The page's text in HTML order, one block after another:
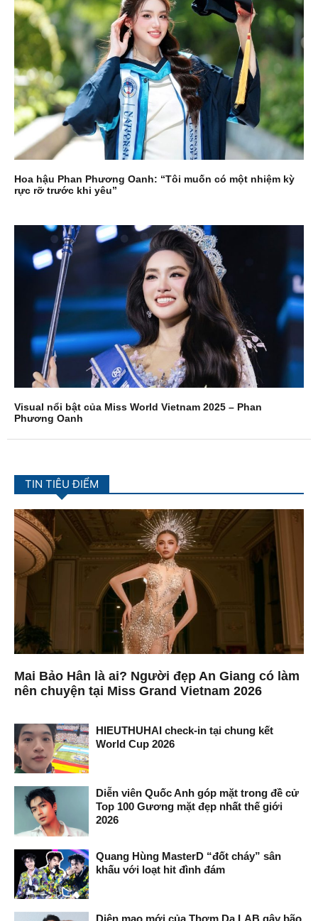
Hoa hậu Phan Phương Oanh: “Tôi muốn có một nhiệm kỳ
rực rỡ trước khi yêu”
Visual nổi bật của Miss World Vietnam 2025 – Phan
Phương Oanh
TIN TIÊU ĐIỂM
Mai Bảo Hân là ai? Người đẹp An Giang có làm
nên chuyện tại Miss Grand Vietnam 2026
HIEUTHUHAI check-in tại chung kết
World Cup 2026
Diễn viên Quốc Anh góp mặt trong đề cử
Top 100 Gương mặt đẹp nhất thế giới
2026
Quang Hùng MasterD “đốt cháy” sân
khấu với loạt hit đình đám
Diện mạo mới của Thơm Da LAB gây bão